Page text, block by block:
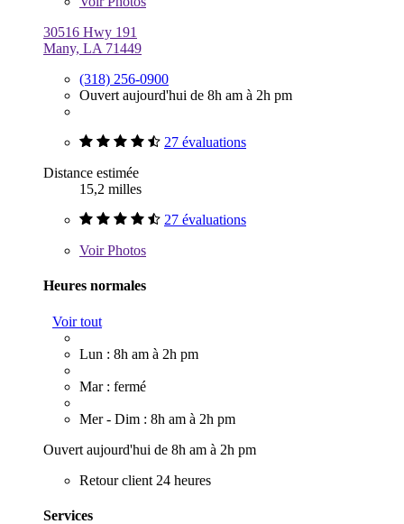
30516 Hwy 191
Many, LA 71449
(318) 256-0900
Ouvert aujourd'hui de 8h am à 2h pm
27 évaluations
Distance estimée
15,2 milles
27 évaluations
VoirPhotos
Heures normales
Voir tout
Lun : 8h am à 2h pm
Mar : fermé
Mer - Dim : 8h am à 2h pm
Ouvert aujourd'hui de 8h am à 2h pm
Retour client 24 heures
Services